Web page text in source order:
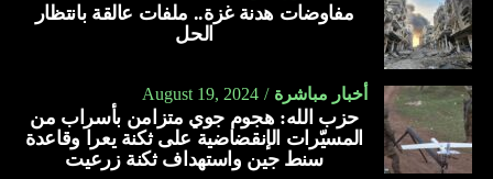
مفاوضات هدنة غزة.. ملفات عالقة بانتظار
الحل
أخبار مباشرة August 19, 2024
حزب الله: هجوم جوي متزامن بأسراب من
المسيّرات الإنقضاضية على ثكنة يعرا وقاعدة
سنط جين واستهداف ثكنة زرعيت